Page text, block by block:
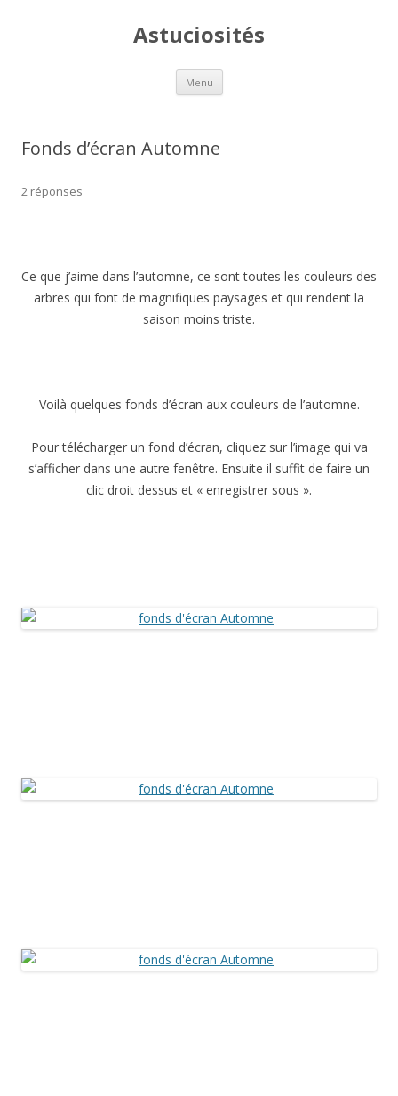
Astuciosités
Menu Aller
contenu
Fonds d’écran Automne
2 réponses
Ce que j’aime dans l’automne, ce sont toutes les couleurs des
arbres qui font de magnifiques paysages et qui rendent la
saison moins triste.
Voilà quelques fonds d’écran aux couleurs de l’automne.
Pour télécharger un fond d’écran, cliquez sur l’image qui va
s’afficher dans une autre fenêtre. Ensuite il suffit de faire un
clic droit dessus et « enregistrer sous ».